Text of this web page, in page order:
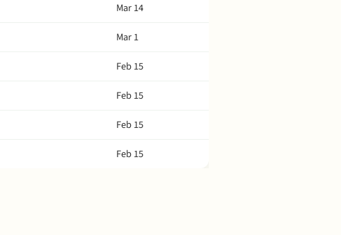
Mar 14
Mar 1
Feb 15
Feb 15
Feb 15
Feb 15